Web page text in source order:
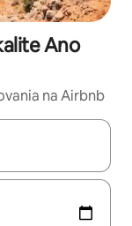
Ano
na Airbnb
ich prechádzať